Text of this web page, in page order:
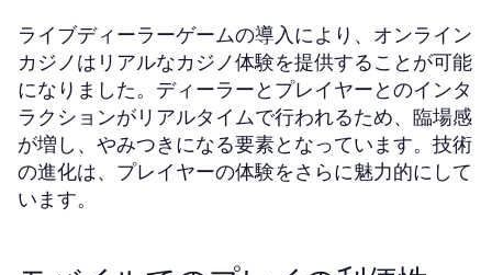
ライブディーラーゲームの導入により、オンライン
カジノはリアルなカジノ体験を提供することが可能
になりました。ディーラーとプレイヤーとのインタ
ラクションがリアルタイムで行われるため、臨場感
が増し、やみつきになる要素となっています。技術
の進化は、プレイヤーの体験をさらに魅力的にして
います。